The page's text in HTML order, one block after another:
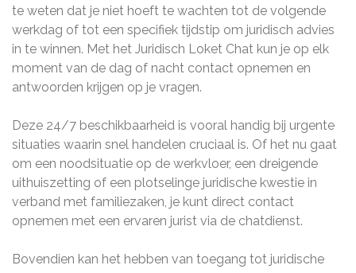
te weten dat je niet hoeft te wachten tot de volgende
werkdag of tot een specifiek tijdstip om juridisch advies
in te winnen. Met het Juridisch Loket Chat kun je op elk
moment van de dag of nacht contact opnemen en
antwoorden krijgen op je vragen.
Deze 24/7 beschikbaarheid is vooral handig bij urgente
situaties waarin snel handelen cruciaal is. Of het nu gaat
om een noodsituatie op de werkvloer, een dreigende
uithuiszetting of een plotselinge juridische kwestie in
verband met familiezaken, je kunt direct contact
opnemen met een ervaren jurist via de chatdienst.
Bovendien kan het hebben van toegang tot juridische